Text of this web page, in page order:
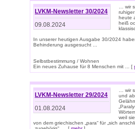
LVKM-Newsletter 30/2024
09.08.2024
… wir
heute
heiß
In unserer heutigen Ausgabe 30/2024
Behinderung ausgesucht ...
Selbstbestimmung / Wohnen
Ein neues Zuhause für 8 Menschen mit ... [
LVKM-Newsletter 29/2024
01.08.2024
… wir
und
weil
von dem griechischen „para“ für „sich